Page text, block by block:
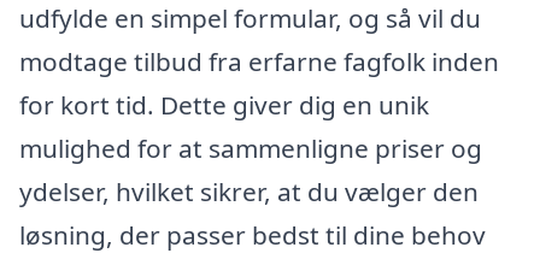
udfylde en simpel formular, og så vil du
modtage tilbud fra erfarne fagfolk inden
for kort tid. Dette giver dig en unik
mulighed for at sammenligne priser og
ydelser, hvilket sikrer, at du vælger den
løsning, der passer bedst til dine behov